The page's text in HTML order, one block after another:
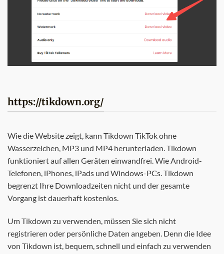
https://tikdown.org/
Wie die Website zeigt, kann Tikdown TikTok ohne
Wasserzeichen, MP3 und MP4 herunterladen. Tikdown
funktioniert auf allen Geräten einwandfrei. Wie Android-
Telefonen, iPhones, iPads und Windows-PCs. Tikdown
begrenzt Ihre Downloadzeiten nicht und der gesamte
Vorgang ist dauerhaft kostenlos.
Um Tikdown zu verwenden, müssen Sie sich nicht
registrieren oder persönliche Daten angeben. Denn die Idee
von Tikdown ist, bequem, schnell und einfach zu verwenden